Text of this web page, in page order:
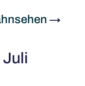
→
Juli